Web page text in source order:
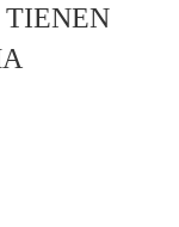
TIENEN